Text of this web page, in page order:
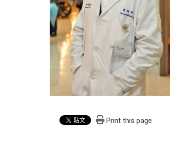
Print this page